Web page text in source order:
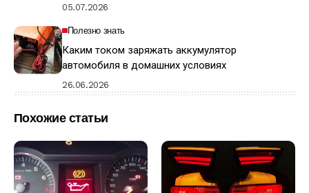
05.07.2026
Полезно знать
Каким током заряжать аккумулятор
автомобиля в домашних условиях
26.06.2026
Похожие статьи